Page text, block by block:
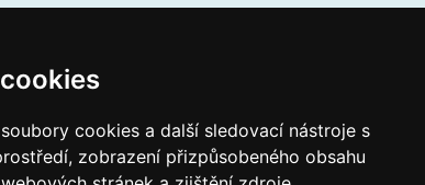
cookies a další sledovací nástroje s
zobrazení přizpůsobeného obsahu
podatelna: